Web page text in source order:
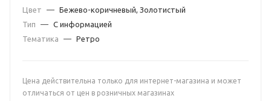
Цвет
— Бежево-коричневый, Золотистый
Тип
— С информацией
Тематика
— Ретро
Цена действительна только для интернет-магазина и может
отличаться от цен в розничных магазинах